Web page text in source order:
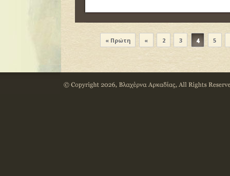
« Πρώτη « 2 3 4 5